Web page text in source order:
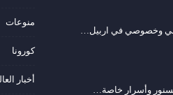
وخصوصي في اربيل…
وأسرار خاصة…
منوعات
كورونا
أخبار